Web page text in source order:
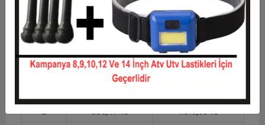
12
105,08 TL 1.261,02 TL
Taksit Taksit Tutarı
Toplam Tutar
2
508,47 TL
1.016,95 TL